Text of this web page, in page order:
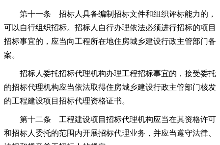
第十一条 招标人具备编制招标文件和组织评标能力的，
可以自行组织招标。招标人自行办理依法必须进行招标的项目
招标事宜的，应当向工程所在地住房城乡建设行政主管部门备
案。
招标人委托招标代理机构办理工程招标事宜的，接受委托
的招标代理机构应当依法取得住房城乡建设行政主管部门核发
的工程建设项目招标代理资格证书。
第十二条 工程建设项目招标代理机构应当在其资格许可
和招标人委托的范围内开展招标代理业务，并应当遵守法律、